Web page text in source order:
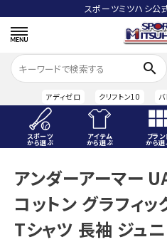
スポーツミツハシ公
search
アディゼロ クリフトン10 バ
スポーツ
から選ぶ
アイテム
から選ぶ
ブラン
から選
ACCOUNT MENU
ようこそ ゲスト 様
meeting_room ログイン person 会員
アンダーアーマー
コットン グラフィ
Tシャツ 長袖 ジュ